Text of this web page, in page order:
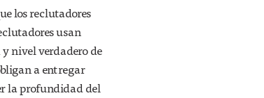
los reclutadores
usan
nivel verdadero de
a entregar
la profundidad del